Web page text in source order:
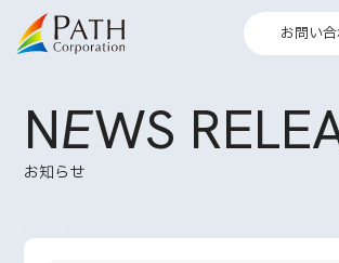
お問い
NEWS
お知らせ